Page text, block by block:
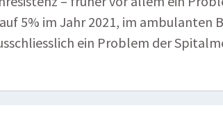
5% im Jahr 2021, im ambulanten
ein Problem der